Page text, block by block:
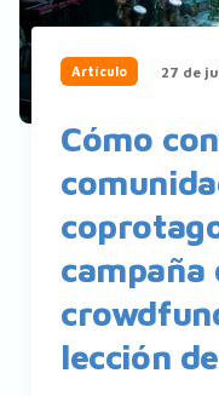
Artículo 27 de
Cómo
campaña
lección